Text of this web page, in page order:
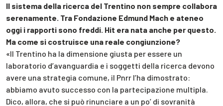
Il sistema della ricerca del Trentino non sempre collabora
serenamente. Tra Fondazione Edmund Mach e ateneo
oggi i rapporti sono freddi. Hit era nata anche per questo.
Ma come si costruisce una reale congiunzione?
«Il Trentino ha la dimensione giusta per essere un
laboratorio d’avanguardia e i soggetti della ricerca devono
avere una strategia comune, il Pnrr l’ha dimostrato:
abbiamo avuto successo con la partecipazione multipla.
Dico, allora, che si può rinunciare a un po’ di sovranità